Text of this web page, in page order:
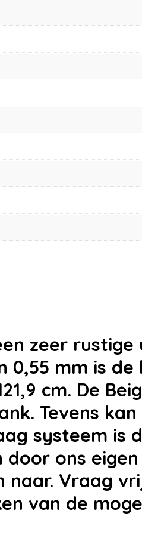
zeer
0,55 mm is
cm. De
Tevens
systeem is
door ons
naar. Vraag
van de